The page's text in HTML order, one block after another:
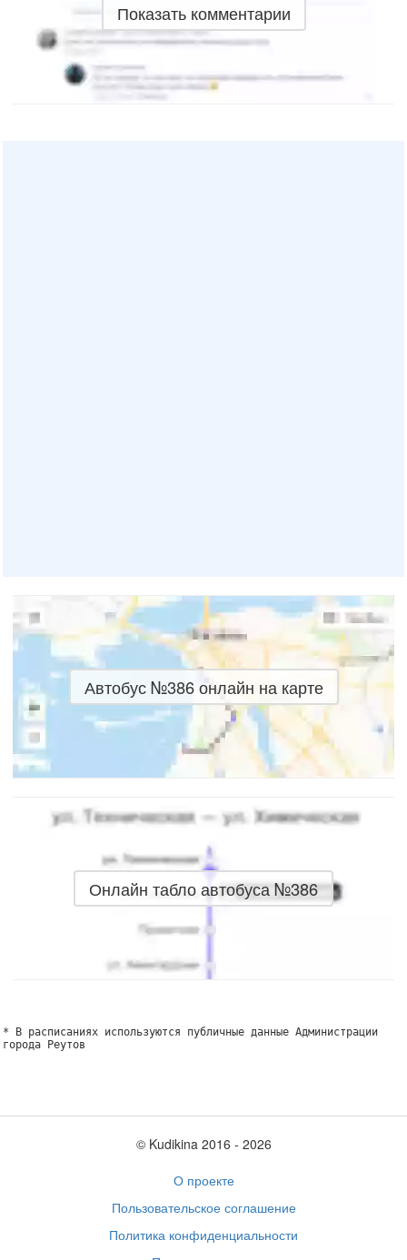
Показать комментарии
Автобус №386 онлайн на карте
Онлайн табло автобуса №386
* В расписаниях используются публичные данные Администрации
города Реутов
© Kudikina 2016 ‐ 2026
О проекте
Пользовательское соглашение
Политика конфиденциальности